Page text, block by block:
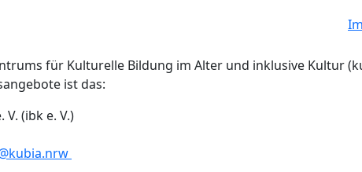
für Kulturelle Bildung im Alter und inklusive Kultur
ist das:
(ibk e. V.)